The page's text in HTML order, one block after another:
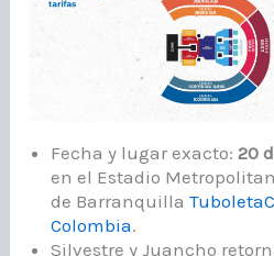
Fecha y lugar exacto:20
en el Estadio
de BarranquillaTuboleta
Colombia.
Silvestre y Juancho